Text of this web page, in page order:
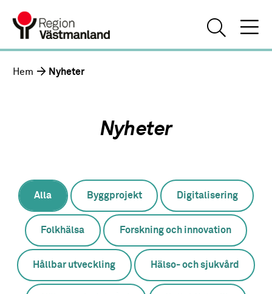
Hem Nyheter
Nyheter
Alla Byggprojekt Digitalisering
Folkhälsa Forskning och innovation
Hållbar utveckling Hälso- och sjukvård